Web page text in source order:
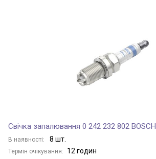
Свічка запалювання 0 242 232 802 BOSCH
В наявності: 8 шт.
Термін очікування: 12 годин